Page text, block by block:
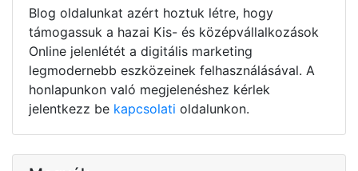
Blog oldalunkat azért hoztuk létre, hogy
támogassuk a hazai Kis- és középvállalkozások
Online jelenlétét a digitális marketing
legmodernebb eszközeinek felhasználásával. A
honlapunkon való megjelenéshez kérlek
jelentkezz be kapcsolati oldalunkon.